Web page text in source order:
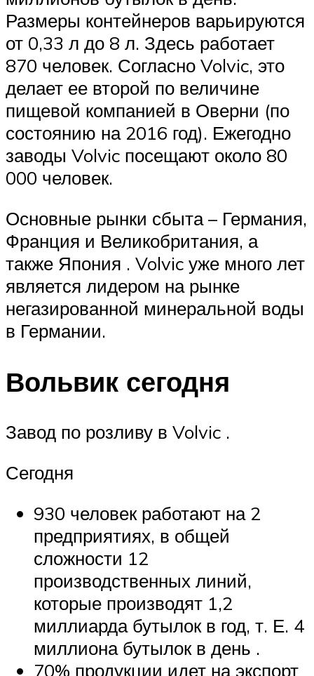
Размеры контейнеров варьируются
от 0,33 л до 8 л. Здесь работает
870 человек. Согласно Volvic, это
делает ее второй по величине
пищевой компанией в Оверни (по
состоянию на 2016 год). Ежегодно
заводы Volvic посещают около 80
000 человек.
Основные рынки сбыта – Германия,
Франция и Великобритания, а
также Япония . Volvic уже много лет
является лидером на рынке
негазированной минеральной воды
в Германии.
Вольвик сегодня
Завод по розливу в Volvic .
Сегодня
930 человек работают на 2
предприятиях, в общей
сложности 12
производственных линий,
которые производят 1,2
миллиарда бутылок в год, т. Е. 4
миллиона бутылок в день .
70% продукции идет на экспорт